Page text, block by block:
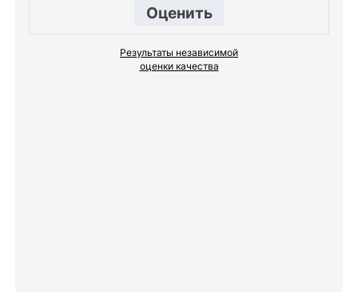
Оценить
Результаты независимой
оценки качества